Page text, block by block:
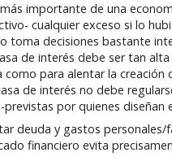
importante de una
cualquier exceso si lo
toma decisiones bastante
de interés debe ser tan
para alentar la creación
de interés no debe
por quienes diseñan
deuda y gastos personales/
financiero evita